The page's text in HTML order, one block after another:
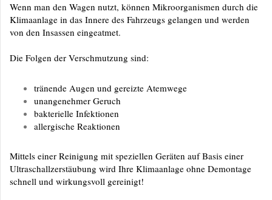
Wenn man den Wagen nutzt, können Mikroorganismen durch die
Klimaanlage in das Innere des Fahrzeugs gelangen und werden
von den Insassen eingeatmet.
Die Folgen der Verschmutzung sind:
tränende Augen und gereizte Atemwege
unangenehmer Geruch
bakterielle Infektionen
allergische Reaktionen
Mittels einer Reinigung mit speziellen Geräten auf Basis einer
Ultraschallzerstäubung wird Ihre Klimaanlage ohne Demontage
schnell und wirkungsvoll gereinigt!